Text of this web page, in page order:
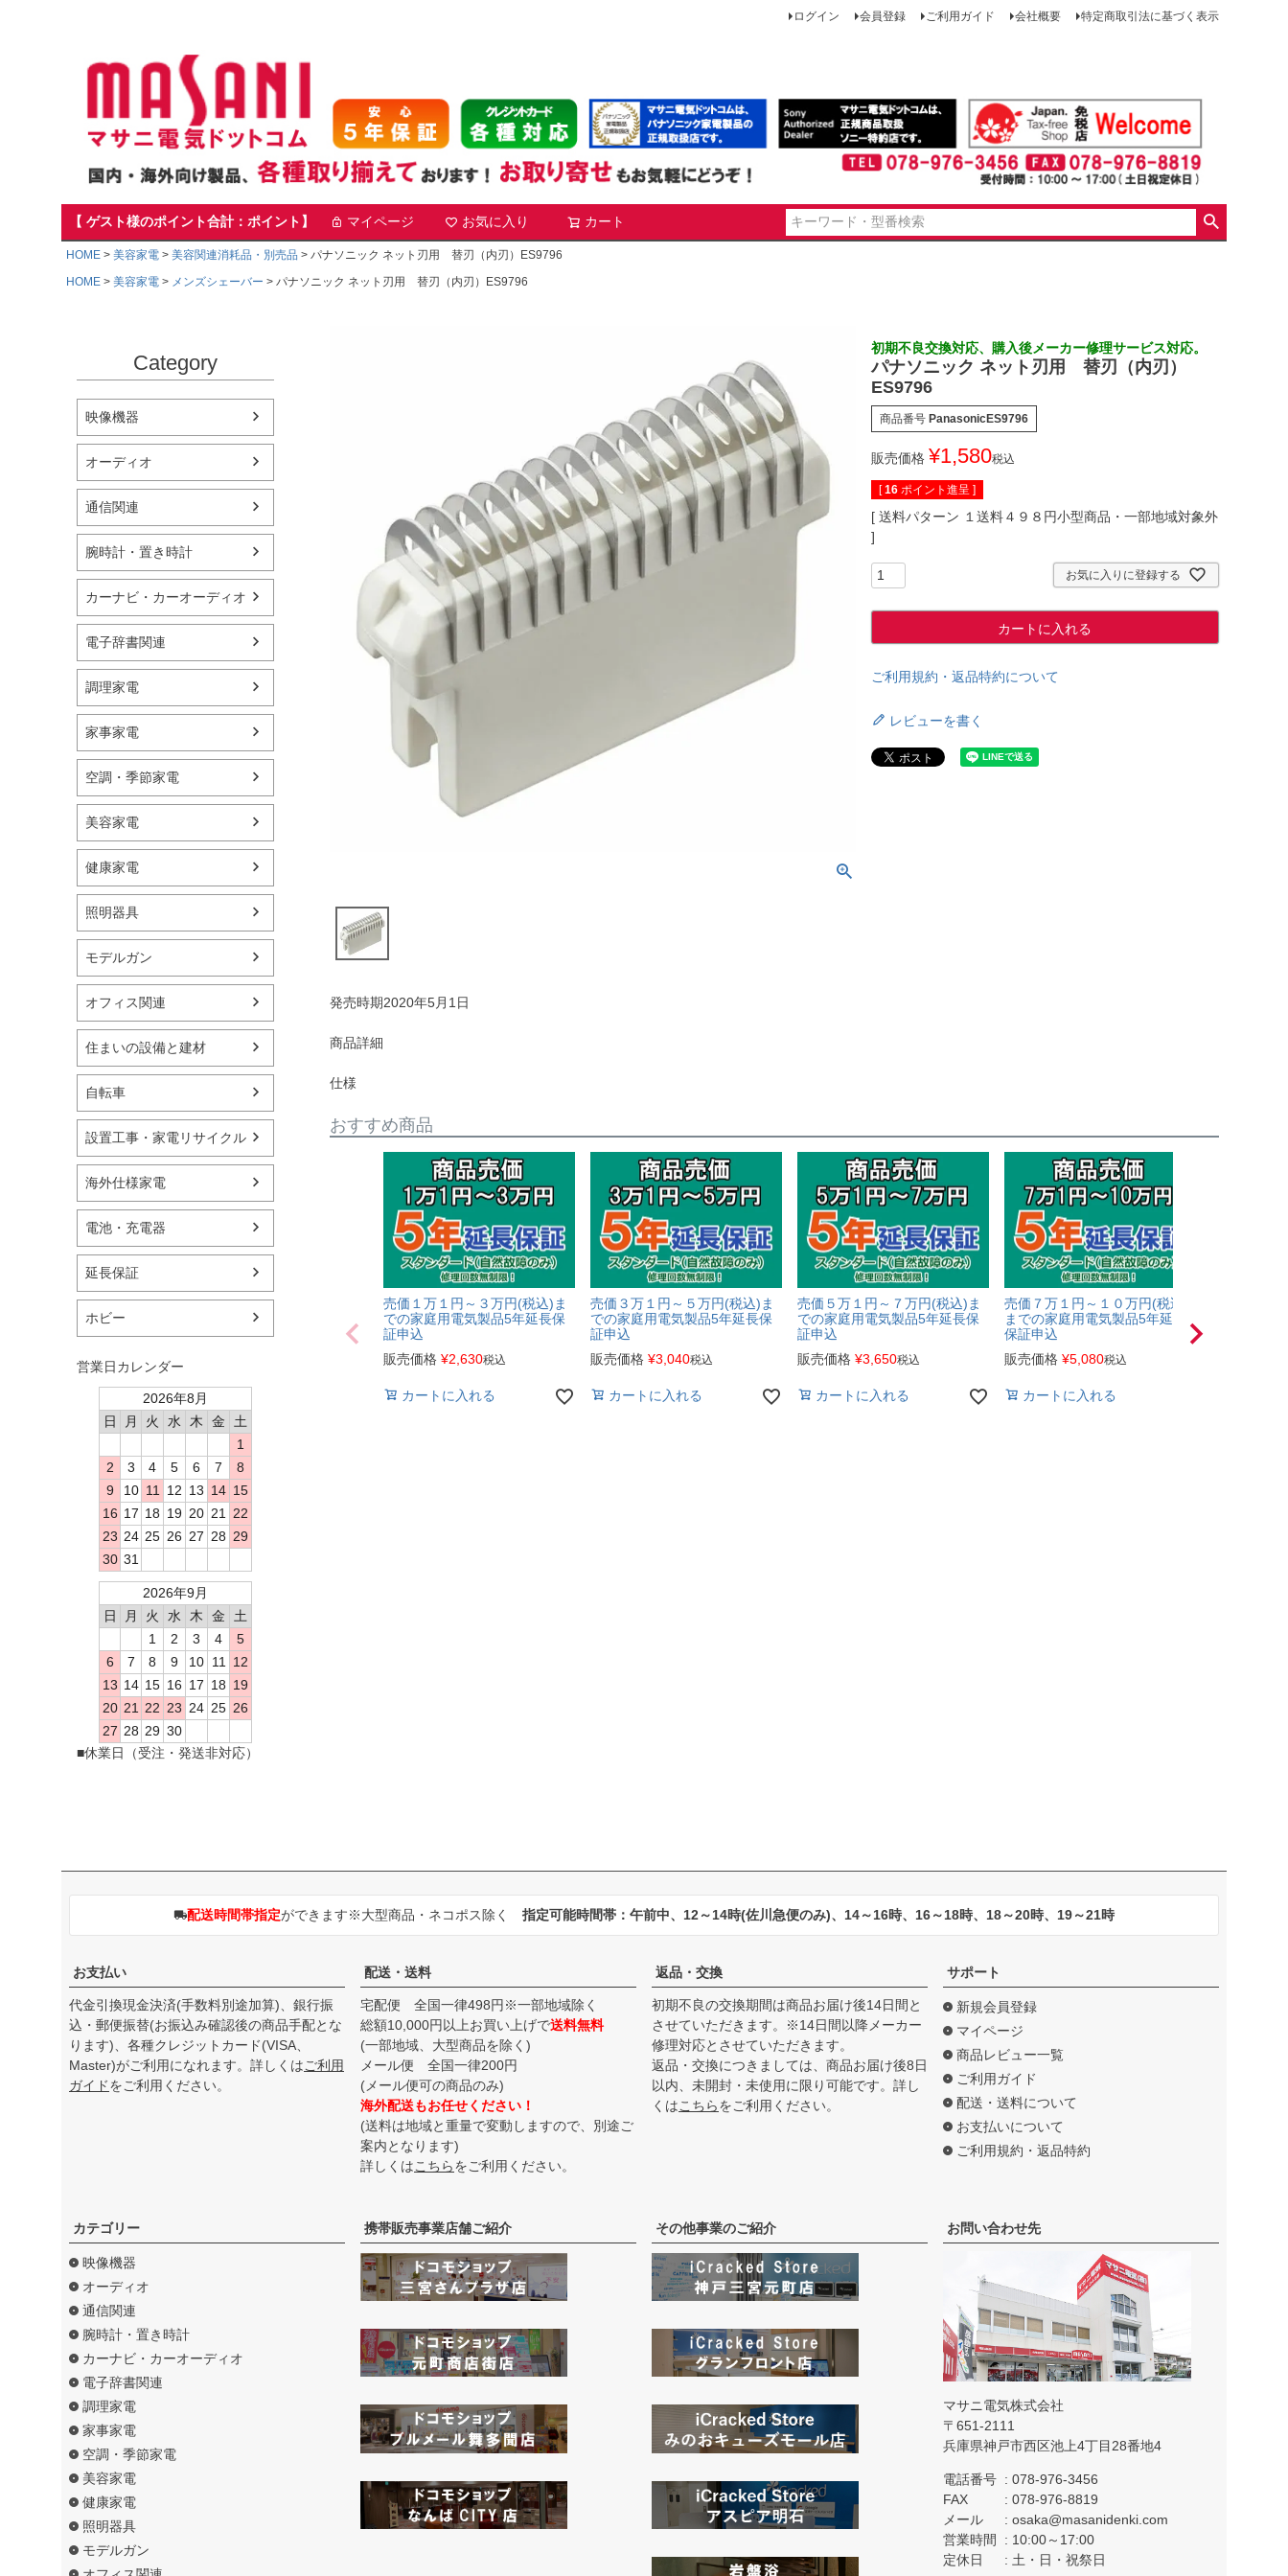
ログイン 会員登録 ご利用ガイド 会社概要 特定商取引法に基づく表示
【 ゲスト様のポイント合計：ポイント】 マイページ お気に入り カート
HOME 美容家電 美容関連消耗品・別売品
パナソニック ネット刃用 替刃（内刃）ES9796
HOME
美容家電 メンズシェーバー パナソニック ネット刃用 替刃（内刃）ES9796
Category
映像機器
オーディオ
通信関連
腕時計・置き時計
カーナビ・カーオーディオ
電子辞書関連
調理家電
家事家電
空調・季節家電
美容家電
健康家電
照明器具
モデルガン
オフィス関連
住まいの設備と建材
自転車
設置工事・家電リサイクル
海外仕様家電
電池・充電器
延長保証
ホビー
営業日カレンダー
2026年8月
日
月 火 水 木 金
土
1
2
3 4 5 6 7
8
9
10 11 12 13 14 15
16 17 18 19 20 21
22
23 24 25 26 27 28 29
30 31
2026年9月
日
月 火 水 木 金
土
1
2 3 4
5
6
7 8 9 10 11
12
13 14 15 16 17 18 19
20 21 22 23 24 25 26
27 28 29 30
■休業日（受注・発送非対応）
初期不良交換対応、購入後メーカー修理サービス対応。
パナソニック ネット刃用 替刃（内刃）
ES9796
商品番号 PanasonicES9796
販売価格 ¥1,580税込
[ 16 ポイント進呈 ]
送料パターン １送料４９８円小型商品・一部地域対象外
お気に入りに登録する
カートに入れる
ご利用規約・返品特約について
レビューを書く
発売時期2020年5月1日
商品詳細
仕様
おすすめ商品
売価１万１円～３万円(税込)ま
での家庭用電気製品5年延長保
証申込
販売価格 ¥2,630税込
カートに入れる
売価３万１円～５万円(税込)ま
での家庭用電気製品5年延長保
証申込
販売価格 ¥3,040税込
カートに入れる
売価５万１円～７万円(税込)ま
での家庭用電気製品5年延長保
証申込
販売価格 ¥3,650税込
カートに入れる
売価７万１円～１０万円(税込)
までの家庭用電気製品5年延長
保証申込
販売価格 ¥5,080税込
カートに入れる
配送時間帯指定ができます※大型商品・ネコポス除く 指定可能時間帯：午前中、12～14時(佐川急便のみ)、14～16時、16～18時、18～20時、19～21時
お支払い
代金引換現金決済(手数料別途加算)、銀行振
込・郵便振替(お振込み確認後の商品手配とな
ります)、各種クレジットカード(VISA、
Master)がご利用になれます。詳しくはご利用
ガイドをご利用ください。
配送・送料
宅配便 全国一律498円※一部地域除く
総額10,000円以上お買い上げで送料無料
(一部地域、大型商品を除く)
メール便 全国一律200円
(メール便可の商品のみ)
海外配送もお任せください！
(送料は地域と重量で変動しますので、別途ご
案内となります)
詳しくはこちらをご利用ください。
返品・交換
初期不良の交換期間は商品お届け後14日間と
させていただきます。※14日間以降メーカー
修理対応とさせていただきます。
返品・交換につきましては、商品お届け後8日
以内、未開封・未使用に限り可能です。詳し
くはこちらをご利用ください。
サポート
新規会員登録
マイページ
商品レビュー一覧
ご利用ガイド
配送・送料について
お支払いについて
ご利用規約・返品特約
カテゴリー
映像機器
オーディオ
通信関連
腕時計・置き時計
カーナビ・カーオーディオ
電子辞書関連
調理家電
家事家電
空調・季節家電
美容家電
健康家電
照明器具
モデルガン
携帯販売事業店舗ご紹介 その他事業のご紹介 お問い合わせ先
マサニ電気株式会社
651-2111
兵庫県神戸市西区池上4丁目28番地4
電話番号
078-976-3456
FAX
078-976-8819
メール
osaka@masanidenki.com
営業時間
10:00～17:00
定休日
土・日・祝祭日